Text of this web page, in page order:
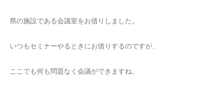
県の施設である会議室をお借りしました。
いつもセミナーやるときにお借りするのですが、
ここでも何も問題なく会議ができますね。